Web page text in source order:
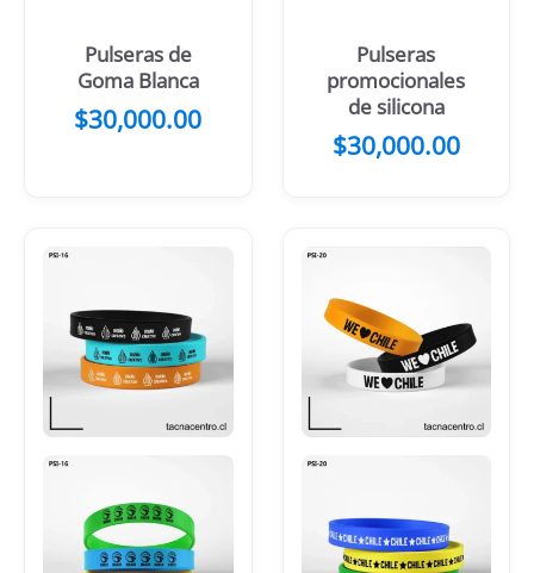
Pulseras de
Goma Blanca
$30,000.00
Pulseras
promocionales
de silicona
$30,000.00